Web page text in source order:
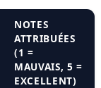
NOTES
ATTRIBUÉES
(1 =
MAUVAIS, 5 =
EXCELLENT)